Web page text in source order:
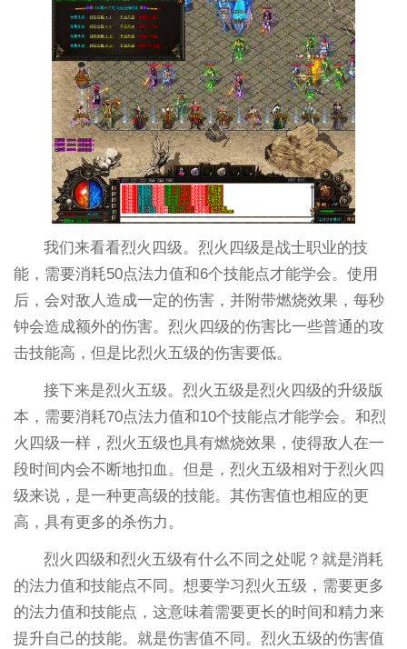
我们来看看烈火四级。烈火四级是战士职业的技
能，需要消耗50点法力值和6个技能点才能学会。使用
后，会对敌人造成一定的伤害，并附带燃烧效果，每秒
钟会造成额外的伤害。烈火四级的伤害比一些普通的攻
击技能高，但是比烈火五级的伤害要低。
接下来是烈火五级。烈火五级是烈火四级的升级版
本，需要消耗70点法力值和10个技能点才能学会。和烈
火四级一样，烈火五级也具有燃烧效果，使得敌人在一
段时间内会不断地扣血。但是，烈火五级相对于烈火四
级来说，是一种更高级的技能。其伤害值也相应的更
高，具有更多的杀伤力。
烈火四级和烈火五级有什么不同之处呢？就是消耗
的法力值和技能点不同。想要学习烈火五级，需要更多
的法力值和技能点，这意味着需要更长的时间和精力来
提升自己的技能。就是伤害值不同。烈火五级的伤害值